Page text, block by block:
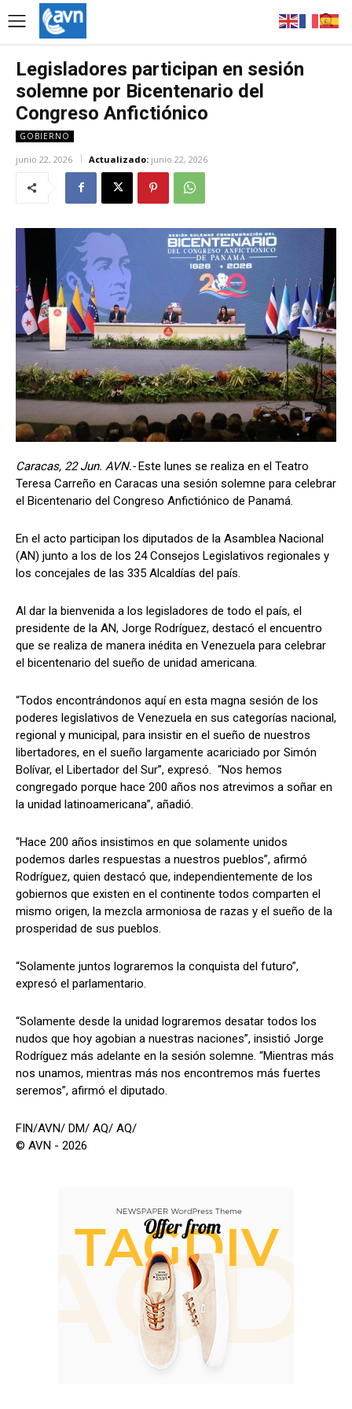
Legisladores participan en sesión
solemne por Bicentenario del
Congreso Anfictiónico
GOBIERNO
junio 22, 2026 Actualizado: junio 22, 2026
Caracas, 22 Jun. AVN.-Este lunes se realiza en el Teatro
Teresa Carreño en Caracas una sesión solemne para celebrar
el Bicentenario del Congreso Anfictiónico de Panamá.
En el acto participan los diputados de la Asamblea Nacional
(AN) junto a los de los 24 Consejos Legislativos regionales y
los concejales de las 335 Alcaldías del país.
Al dar la bienvenida a los legisladores de todo el país, el
presidente de la AN, Jorge Rodríguez, destacó el encuentro
que se realiza de manera inédita en Venezuela para celebrar
el bicentenario del sueño de unidad americana.
“Todos encontrándonos aquí en esta magna sesión de los
poderes legislativos de Venezuela en sus categorías nacional,
regional y municipal, para insistir en el sueño de nuestros
libertadores, en el sueño largamente acariciado por Simón
Bolívar, el Libertador del Sur”, expresó. “Nos hemos
congregado porque hace 200 años nos atrevimos a soñar en
la unidad latinoamericana”, añadió.
“Hace 200 años insistimos en que solamente unidos
podemos darles respuestas a nuestros pueblos”, afirmó
Rodríguez, quien destacó que, independientemente de los
gobiernos que existen en el continente todos comparten el
mismo origen, la mezcla armoniosa de razas y el sueño de la
prosperidad de sus pueblos.
“Solamente juntos lograremos la conquista del futuro”,
expresó el parlamentario.
“Solamente desde la unidad lograremos desatar todos los
nudos que hoy agobian a nuestras naciones”, insistió Jorge
Rodríguez más adelante en la sesión solemne. “Mientras más
nos unamos, mientras más nos encontremos más fuertes
seremos”, afirmó el diputado.
FIN/AVN/ DM/ AQ/ AQ/
© AVN - 2026